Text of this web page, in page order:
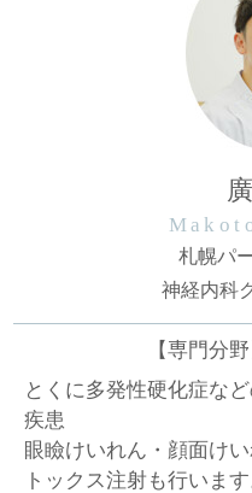
札幌パ
神経内科
【専門分
とくに多発性硬化症な
疾患
眼瞼けいれん・顔面け
トックス注射も行います